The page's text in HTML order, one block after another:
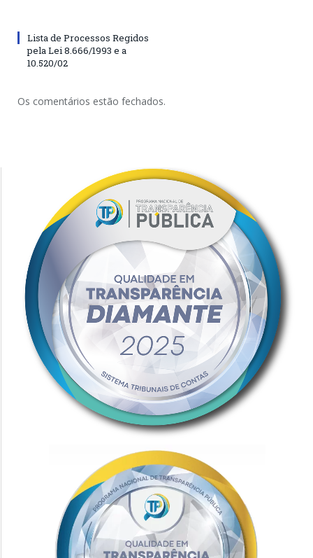
Lista de Processos Regidos
pela Lei 8.666/1993 e a
10.520/02
Os comentários estão fechados.